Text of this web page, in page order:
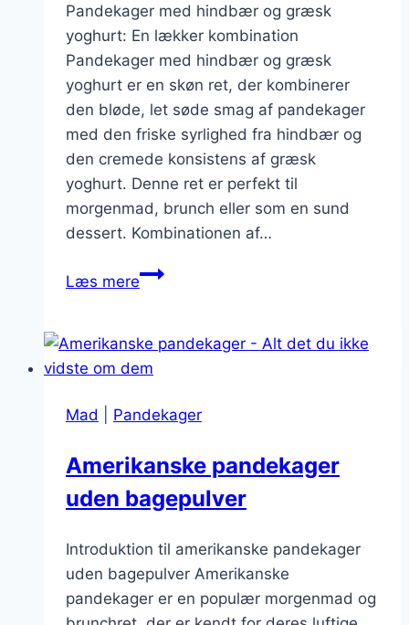
Pandekager med hindbær og græsk
yoghurt: En lækker kombination
Pandekager med hindbær og græsk
yoghurt er en skøn ret, der kombinerer
den bløde, let søde smag af pandekager
med den friske syrlighed fra hindbær og
den cremede konsistens af græsk
yoghurt. Denne ret er perfekt til
morgenmad, brunch eller som en sund
dessert. Kombinationen af…
Læs merePandekager
og
græsk
Mad
Pandekager
Amerikanske pandekager
uden bagepulver
Introduktion til amerikanske pandekager
uden bagepulver Amerikanske
pandekager er en populær morgenmad og